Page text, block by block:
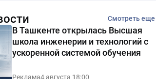
Смотреть еще
В Ташкенте открылась Высшая
школа инженерии и технологий с
ускоренной системой обучения
Реклама4 августа 18:00